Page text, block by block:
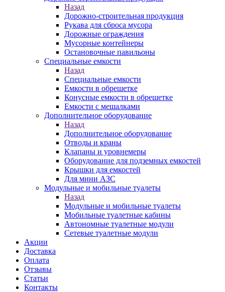
Назад
Дорожно-строительная продукция
Рукава для сброса мусора
Дорожные ограждения
Мусорные контейнеры
Остановочные павильоны
Специальные емкости
Назад
Специальные емкости
Емкости в обрешетке
Конусные емкости в обрешетке
Емкости с мешалками
Дополнительное оборудование
Назад
Дополнительное оборудование
Отводы и краны
Клапаны и уровнемеры
Оборудование для подземных емкостей
Крышки для емкостей
Для мини АЗС
Модульные и мобильные туалеты
Назад
Модульные и мобильные туалеты
Мобильные туалетные кабины
Автономные туалетные модули
Сетевые туалетные модули
Акции
Доставка
Оплата
Отзывы
Статьи
Контакты